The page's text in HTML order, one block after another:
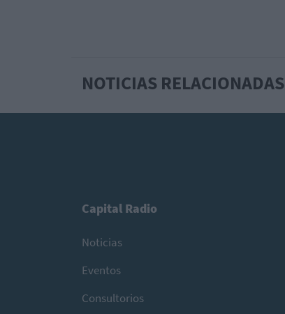
NOTICIAS RELACIONADAS
Capital Radio
Noticias
Eventos
Consultorios